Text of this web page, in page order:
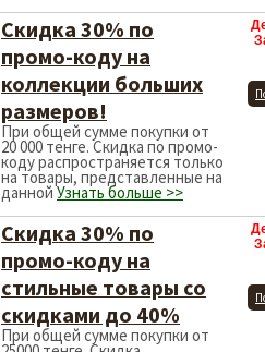
Скидка 30% по
промо-коду на
коллекции больших
размеров!
При общей сумме покупки от
20 000 тенге. Скидка по промо-
коду распространяется только
на товары, представленные на
даннойУзнать больше >>
Скидка 30% по
промо-коду на
стильные товары со
скидками до 40%
При общей сумме покупки от